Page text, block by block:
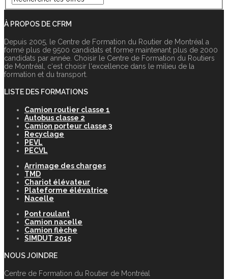
À PROPOS DE CFRM
Depuis 2005, le Centre de Formation du Routier de Montréal a
formé plus de 9500 candidats et forme maintenant plus de 2000
candidats par année. Choisir le Centre de Formation du Routiers
de Montréal, c‘est choisir l‘excellence dans le milieu de la
formation et du transport.
LISTE DES FORMATIONS
Camion routier classe 1
Autobus classe 2
Camion porteur classe 3
Recyclage
PEVL
PECVL
Arrimage des charges
TMD
Chariot élévateur
Plateforme élévatrice
Nacelle
Pont roulant
Camion nacelle
Camion flèche
SIMDUT 2015
NOUS JOINDRE
Centre de Formation du Routier de Montréal